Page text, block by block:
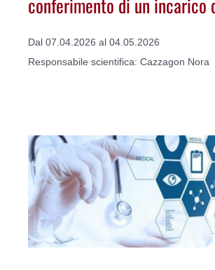
Dal 07.04.2026 al 04.05.2026
Responsabile scientifica: Cazzagon Nora